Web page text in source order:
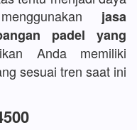
jasa
padel yang
Anda memiliki
sesuai tren saat ini